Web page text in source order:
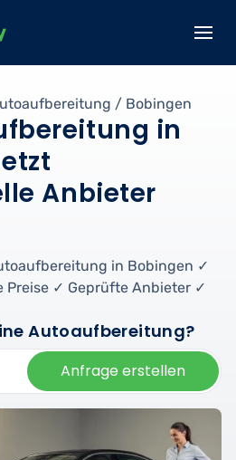
/ Bobingen
in
Anbieter
in Bobingen ✓
Preise ✓ Geprüfte Anbieter ✓
Autoaufbereitung?
Anfrage erstellen